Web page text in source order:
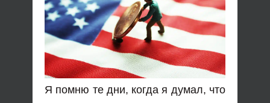
Я помню те дни, когда я думал, что